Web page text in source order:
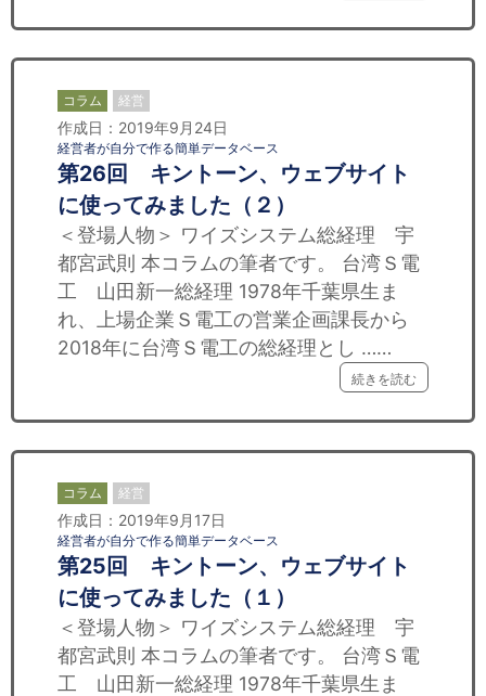
コラム 経営
作成日：2019年9月24日
経営者が自分で作る簡単データベース
第26回 キントーン、ウェブサイト
に使ってみました（２）
＜登場人物＞ ワイズシステム総経理 宇
都宮武則 本コラムの筆者です。 台湾Ｓ電
工 山田新一総経理 1978年千葉県生ま
れ、上場企業Ｓ電工の営業企画課長から
2018年に台湾Ｓ電工の総経理とし ……
続きを読む
コラム 経営
作成日：2019年9月17日
経営者が自分で作る簡単データベース
第25回 キントーン、ウェブサイト
に使ってみました（１）
＜登場人物＞ ワイズシステム総経理 宇
都宮武則 本コラムの筆者です。 台湾Ｓ電
工 山田新一総経理 1978年千葉県生ま